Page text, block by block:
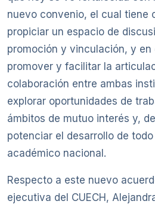
nuevo convenio, el cual tiene
propiciar un espacio de
promoción y vinculación, y en
promover y facilitar la
colaboración entre ambas
explorar oportunidades de
ámbitos de mutuo interés y,
potenciar el desarrollo de
académico nacional.
Respecto a este nuevo
ejecutiva del CUECH,